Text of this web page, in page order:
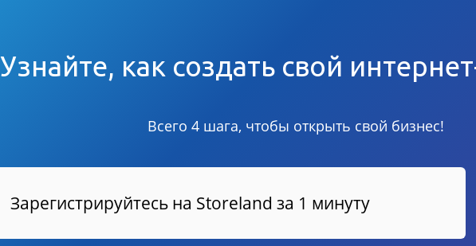
Узнайте, как создать свой
Всего 4 шага, чтобы открыть свой бизнес!
Зарегистрируйтесь на Storeland за 1 минуту